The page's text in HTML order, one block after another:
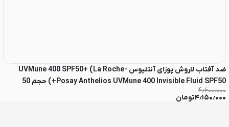
ضد آفتاب لاروش پوزای آنتلیوس UVMune 400 SPF50+ (La Roche-
Posay Anthelios UVMune 400 Invisible Fluid SPF50+) حجم 50
میلی‌لیتر
۴٫۶۰۰٫۰۰۰
۴٫۱۵۰٫۰۰۰تومان